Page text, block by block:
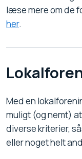
læse mere om de
her.
Med en
muligt (og nemt)
diverse kriterier,
eller noget helt